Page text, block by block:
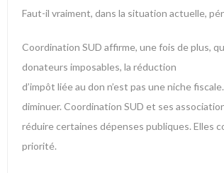
Faut-il vraiment, dans la situation actuelle,
Coordination SUD affirme, une fois de plus,
donateurs imposables, la réduction
d’impôt liée au don n’est pas une niche
diminuer. Coordination SUD et ses
réduire certaines dépenses publiques. Elles
priorité.